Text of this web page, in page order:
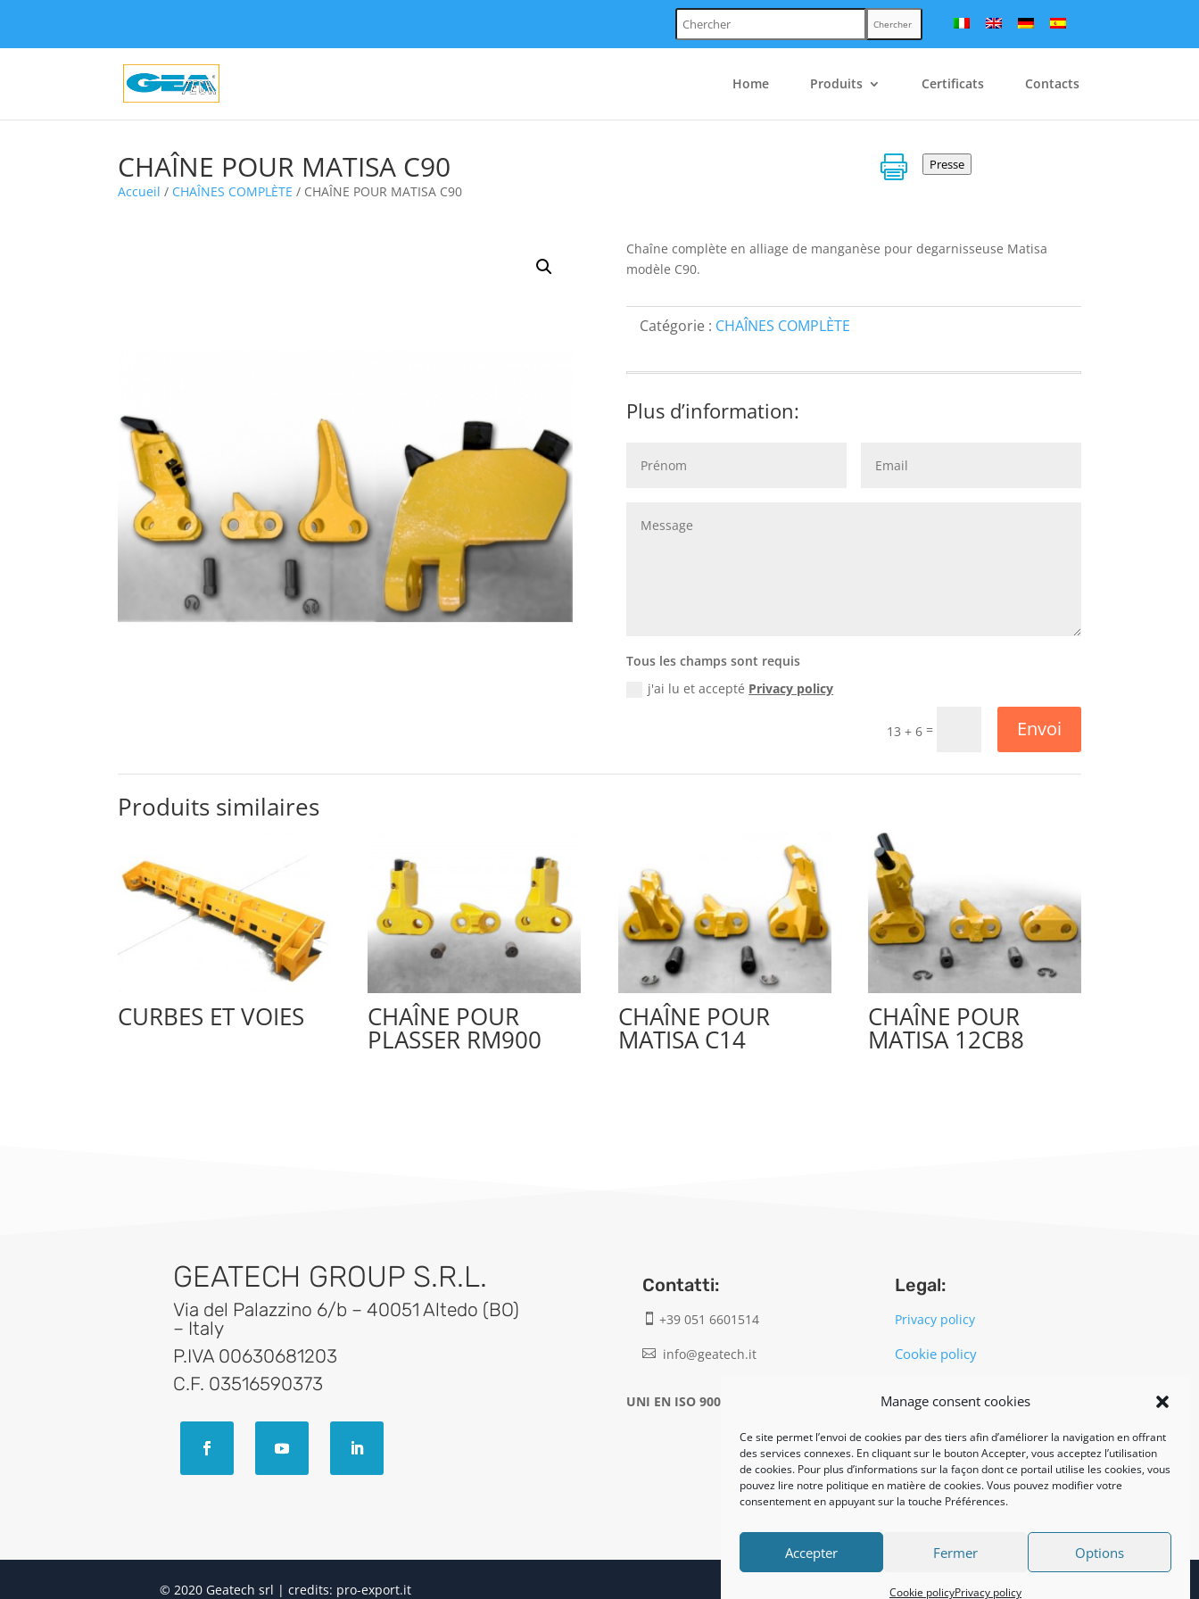
Manage consent cookies
Ce site permet l’envoi de cookies par des tiers afin d’améliorer la navigation en offrant
des services connexes. En cliquant sur le bouton Accepter, vous acceptez l’utilisation
de cookies. Pour plus d’informations sur la façon dont ce portail utilise les cookies, vous
pouvez lire notre politique en matière de cookies. Vous pouvez modifier votre
consentement en appuyant sur la touche Préférences.
Accepter Fermer Options
Cookie policyPrivacy policy
Chercher:
Chercher
Home Produits Certificats Contacts
CHAÎNE POUR MATISA C90
Accueil / CHAÎNES COMPLÈTE / CHAÎNE POUR MATISA C90
 Presse
Chaîne complète en alliage de manganèse pour degarnisseuse Matisa
modèle C90.
Catégorie : CHAÎNES COMPLÈTE
Plus d’information:
Tous les champs sont requis
j'ai lu et accepté Privacy policy
13 + 6= Envoi
Produits similaires
CURBES ET VOIES CHAÎNE POUR
PLASSER RM900
CHAÎNE POUR
MATISA C14
CHAÎNE POUR
MATISA 12CB8
GEATECH GROUP S.R.L.
Via del Palazzino 6/b – 40051 Altedo (BO)
– Italy
P.IVA 00630681203
C.F. 03516590373
Contatti:
 +39 051 6601514
 info@geatech.it
UNI EN ISO 9001: 2015
Legal:
Privacy policy
Cookie policy
UNI EN ISO 14001: 2015
© 2020 Geatech srl | credits: pro-export.it